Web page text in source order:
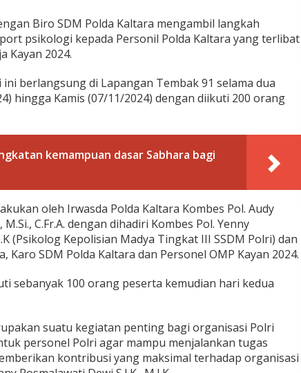
Biro SDM Polda Kaltara mengambil langkah
psikologi kepada Personil Polda Kaltara yang terlibat
Kayan 2024.
berlangsung di Lapangan Tembak 91 selama dua
hingga Kamis (07/11/2024) dengan diikuti 200 orang
kemampuan dasar Sabhara bagi
oleh Irwasda Polda Kaltara Kombes Pol. Audy
C.Fr.A. dengan dihadiri Kombes Pol. Yenny
(Psikolog Kepolisian Madya Tingkat III SSDM Polri) dan
Karo SDM Polda Kaltara dan Personel OMP Kayan 2024.
sebanyak 100 orang peserta kemudian hari kedua
suatu kegiatan penting bagi organisasi Polri
personel Polri agar mampu menjalankan tugas
kontribusi yang maksimal terhadap organisasi